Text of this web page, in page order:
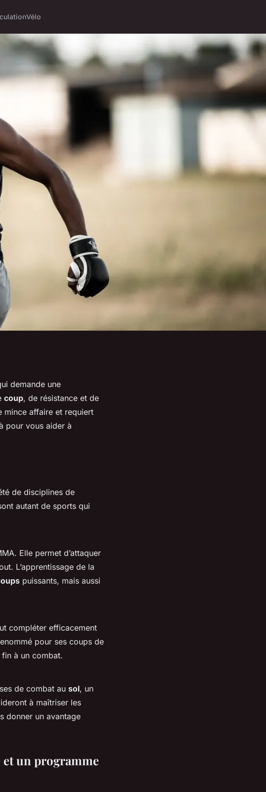
Vélo
demande une
coup, de résistance et de
mince affaire et requiert
pour vous aider à
de disciplines de
autant de sports qui
Elle permet d’attaquer
L’apprentissage de la
puissants, mais aussi
compléter efficacement
pour ses coups de
à un combat.
de combat au sol, un
à maîtriser les
donner un avantage
un programme